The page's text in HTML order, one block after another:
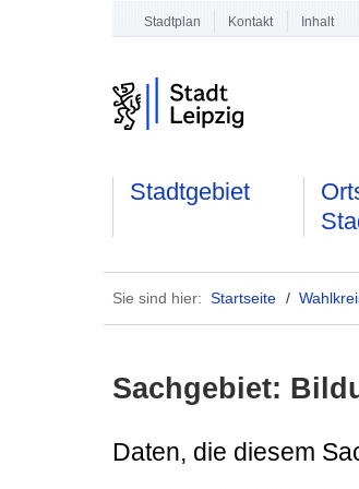
Stadtplan Kontakt Inhalt
Stadtgebiet
Sie sind hier: Startseite /
Sachgebiet:
Daten, die diesem